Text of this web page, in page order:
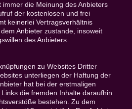
immer die Meinung des Anbieters
der kostenlosen und frei
keinerlei Vertragsverhältnis
Anbieter zustande, insoweit
des Anbieters.
zu Websites Dritter
unterliegen der Haftung der
hat bei der erstmaligen
die fremden Inhalte daraufhin
bestehen. Zu dem